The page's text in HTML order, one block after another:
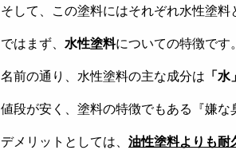
そして、この塗料にはそれぞれ水性塗料
ではまず、 水性塗料についての特徴です。
名前の通り、水性塗料の主な成分は 「水」
値段が安く、塗料の特徴でもある『嫌な
デメリットとしては、 油性塗料よりも耐